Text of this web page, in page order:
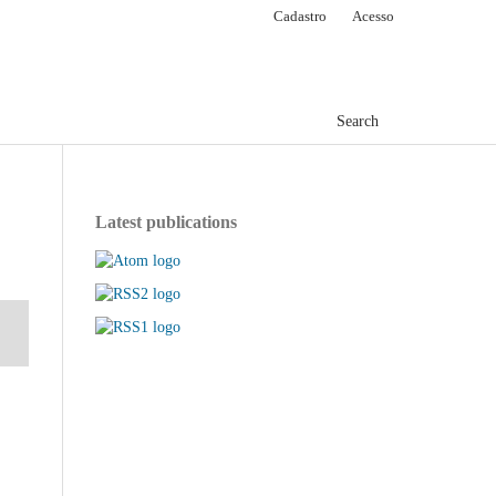
Search
Cadastro Acesso
Latest publications